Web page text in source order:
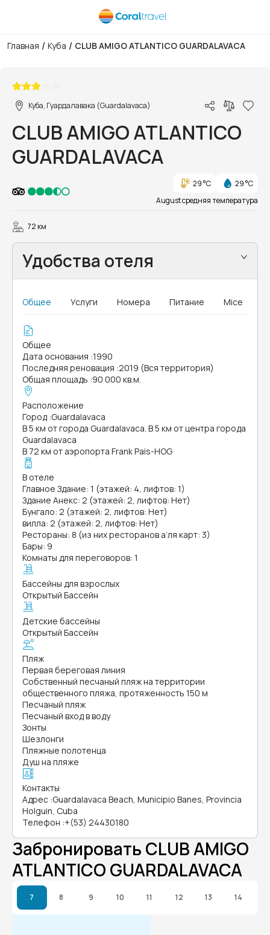
Главная / Куба / CLUB AMIGO ATLANTICO GUARDALAVACA
Куба, Гуардалавака (Guardalavaca)
CLUB AMIGO ATLANTICO
GUARDALAVACA
29 °C
29 °C
August средняя температура
72 км
Удобства отеля
Общее Услуги Номера Питание Mice
Общее
Дата основания :1990
Последняя реновация :2019 (Вся территория)
Общая площадь :90 000 кв.м.
Расположение
Город :Guardalavaca
В 5 км от города Guardalavaca. В 5 км от центра города
Guardalavaca
В 72 км от аэропорта Frank Pais-HOG
В отеле
Главное Здание: 1 (этажей: 4, лифтов: 1)
Здание Анекс: 2 (этажей: 2, лифтов: Нет)
Бунгало: 2 (этажей: 2, лифтов: Нет)
вилла: 2 (этажей: 2, лифтов: Нет)
Рестораны: 8 (из них ресторанов а’ля карт: 3)
Бары: 9
Комнаты для переговоров: 1
Бассейны для взрослых
Открытый Бассейн
Детские бассейны
Открытый Бассейн
Пляж
Первая береговая линия
Собственный песчаный пляж на территории
общественного пляжа, протяженность 150 м
Песчаный пляж
Песчаный вход в воду
Зонты
Шезлонги
Пляжные полотенца
Душ на пляже
Контакты
Адрес :Guardalavaca Beach, Municipio Banes, Provincia
Holguin, Cuba
Телефон :+(53) 24430180
Забронировать CLUB AMIGO
ATLANTICO GUARDALAVACA
7 8 9 10 11 12 13 14